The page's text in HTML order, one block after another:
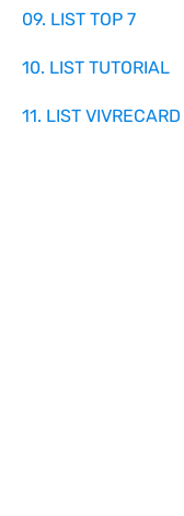
09. LIST TOP 7
10. LIST TUTORIAL
11. LIST